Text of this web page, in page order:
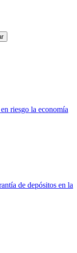
riesgo la economía
de depósitos en la